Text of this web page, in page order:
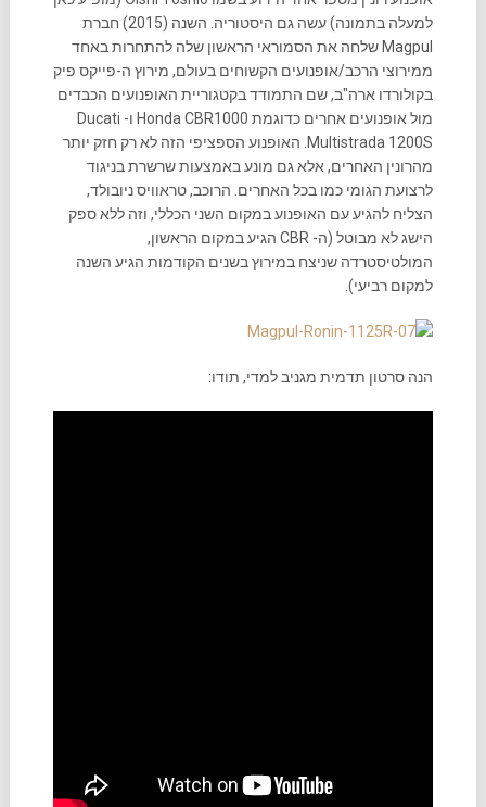
למעלה בתמונה) עשה גם היסטוריה. השנה (2015) חברת
Magpul שלחה את הסמוראי הראשון שלה להתחרות באחד
ממירוצי הרכב/אופנועים הקשוחים בעולם, מירוץ ה-פייקס פיק
בקולורדו ארה"ב, שם התמודד בקטגוריית האופנועים הכבדים
מול אופנועים אחרים כדוגמת Honda CBR1000 ו- Ducati
Multistrada 1200S. האופנוע הספציפי הזה לא רק חזק יותר
מהרונין האחרים, אלא גם מונע באמצעות שרשרת בניגוד
לרצועת הגומי כמו בכל האחרים. הרוכב, טראוויס ניובולד,
הצליח להגיע עם האופנוע במקום השני הכללי, וזה ללא ספק
הישג לא מבוטל (ה- CBR הגיע במקום הראשון,
המולטיסטרדה שניצח במירוץ בשנים הקודמות הגיע השנה
למקום רביעי).
הנה סרטון תדמית מגניב למדי, תודו: